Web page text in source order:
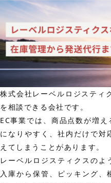
株式会社レーベルロジスティ
を相談できる会社です。
EC事業では、商品点数が増
になりやすく、社内だけで対
えてしまうことがあります。
レーベルロジスティクスのよ
入庫から保管、ピッキング